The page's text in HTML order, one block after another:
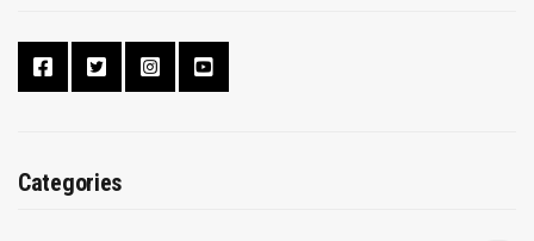
Categories